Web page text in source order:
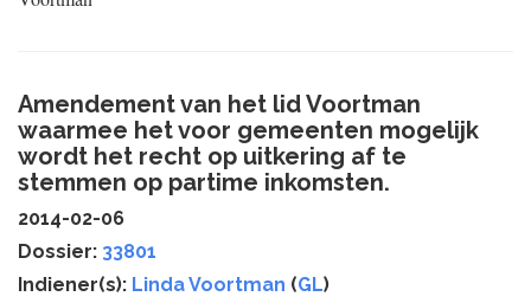
Amendement van het lid Voortman
waarmee het voor gemeenten mogelijk
wordt het recht op uitkering af te
stemmen op partime inkomsten.
2014-02-06
Dossier: 33801
Indiener(s): Linda Voortman (GL)